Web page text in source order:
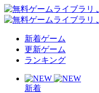
新着ゲーム
更新ゲーム
ランキング
新着